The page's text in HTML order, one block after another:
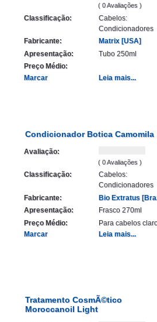
( 0 Avaliações )
Classificação:
Cabelos:
Condicionadores
Fabricante:
Matrix [USA]
Apresentação:
Tubo 250ml
Preço Médio:
Marcar
Leia mais...
Condicionador Botica Camomila
Avaliação:
( 0 Avaliações )
Classificação:
Cabelos:
Condicionadores
Fabricante:
Bio Extratus
Apresentação:
Frasco 270ml
Preço Médio:
Para cabelos
Marcar
Leia mais...
Tratamento CosmÃ©tico
Moroccanoil Light